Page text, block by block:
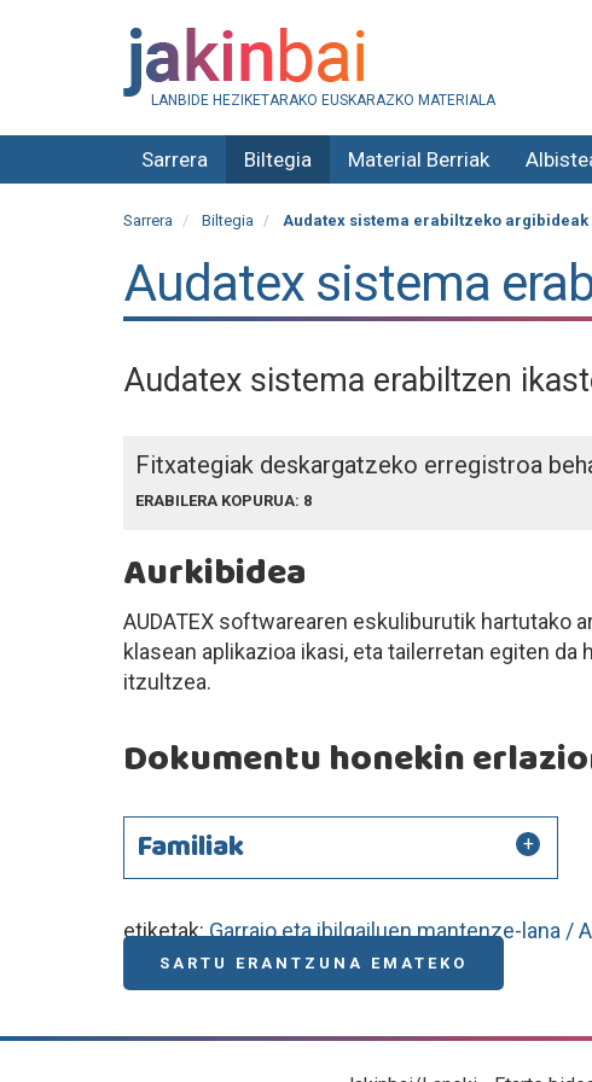
LANBIDE HEZIKETARAKO EUSKARAZKO MATERIALA
Sarrera Biltegia Material Berriak
Sarrera Biltegia Audatex sistema erabiltzeko argibideak
Audatex sistema
Audatex sistema erabiltzen
Fitxategiak deskargatzeko erregistroa
ERABILERA KOPURUA: 8
Aurkibidea
AUDATEX softwarearen eskuliburutik hartutako
klasean aplikazioa ikasi, eta tailerretan egiten
itzultzea.
Dokumentu honekin
Familiak
etiketak:Garraio eta ibilgailuen mantenze-lana /
SARTU ERANTZUNA EMATEKO